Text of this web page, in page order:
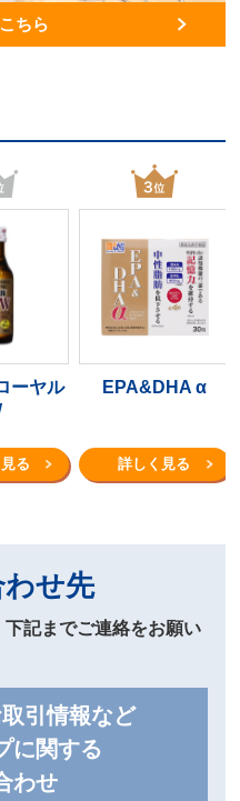
ちら
ーヤル
る
EPA&DHA α
詳しく見る
せ先
記までご連絡をお願い
引情報など
に関する
わせ